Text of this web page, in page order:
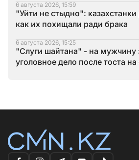
6 августа 2026, 15:59
"Уйти не стыдно": казахстанки
как их похищали ради брака
6 августа 2026, 15:25
"Слуги шайтана" - на мужчину
уголовное дело после тоста